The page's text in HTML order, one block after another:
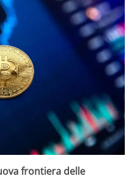
frontiera delle